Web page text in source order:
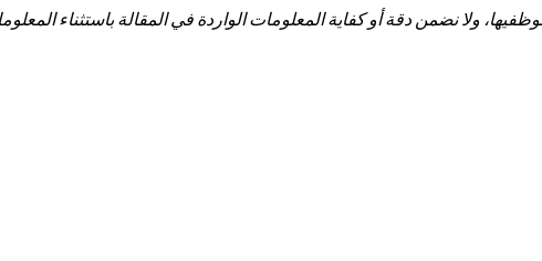
ولا نضمن دقة أو كفاية المعلومات الواردة في المقالة باستثناء